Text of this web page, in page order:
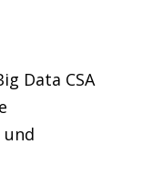
Data CSA